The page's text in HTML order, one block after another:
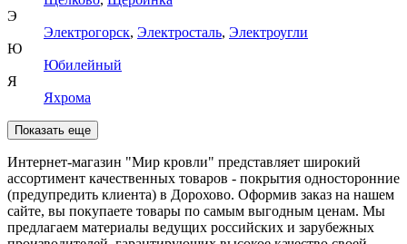
Э
Электрогорск, Электросталь, Электроугли
Ю
Юбилейный
Я
Яхрома
Показать еще
Интернет-магазин "Мир кровли" представляет широкий
ассортимент качественных товаров - покрытия односторонние
(предупредить клиента) в Дорохово. Оформив заказ на нашем
сайте, вы покупаете товары по самым выгодным ценам. Мы
предлагаем материалы ведущих российских и зарубежных